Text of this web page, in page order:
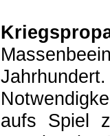
aufs Spiel